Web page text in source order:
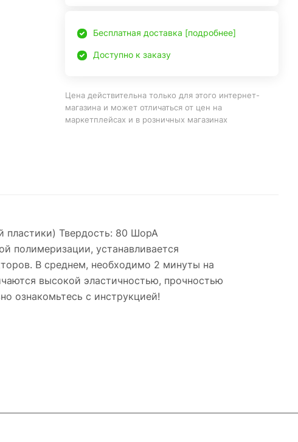
Бесплатная доставка [подробнее]
Доступно к заказу
Цена действительна только для этого интернет-
магазина и может отличаться от цен на
маркетплейсах и в розничных магазинах
пластики) Твердость: 80 ШорА
полимеризации, устанавливается
В среднем, необходимо 2 минуты на
высокой эластичностью, прочностью
ознакомьтесь с инструкцией!